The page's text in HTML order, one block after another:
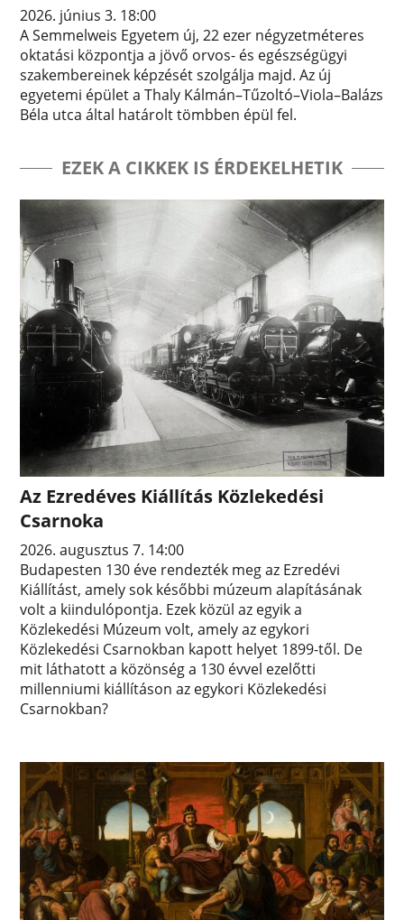
2026. június 3. 18:00
A Semmelweis Egyetem új, 22 ezer négyzetméteres
oktatási központja a jövő orvos- és egészségügyi
szakembereinek képzését szolgálja majd. Az új
egyetemi épület a Thaly Kálmán–Tűzoltó–Viola–Balázs
Béla utca által határolt tömbben épül fel.
EZEK A CIKKEK IS ÉRDEKELHETIK
Az Ezredéves Kiállítás Közlekedési
Csarnoka
2026. augusztus 7. 14:00
Budapesten 130 éve rendezték meg az Ezredévi
Kiállítást, amely sok későbbi múzeum alapításának
volt a kiindulópontja. Ezek közül az egyik a
Közlekedési Múzeum volt, amely az egykori
Közlekedési Csarnokban kapott helyet 1899-től. De
mit láthatott a közönség a 130 évvel ezelőtti
millenniumi kiállításon az egykori Közlekedési
Csarnokban?